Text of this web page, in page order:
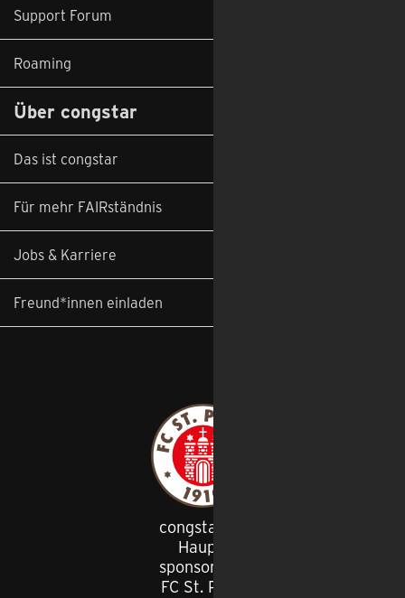
Support Forum
Roaming
Über congstar
Das ist congstar
Für mehr FAIRständnis
Jobs & Karriere
Freund*innen einladen
congstar ist
Haupt
sponsor des
FC St. Pauli